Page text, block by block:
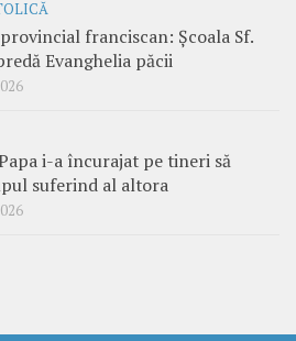
franciscan: Școala Sf.
Evanghelia păcii
i-a încurajat pe tineri să
suferind al altora